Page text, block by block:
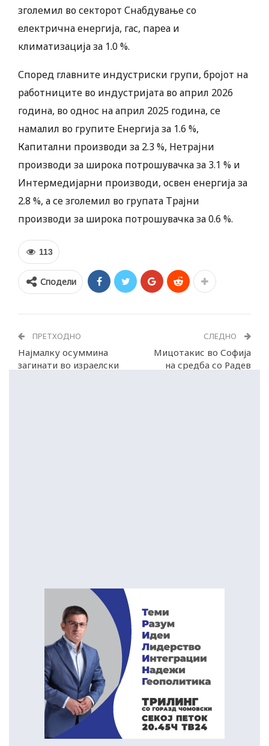
зголемил во секторот Снабдување со
електрична енергија, гас, пареа и
климатизација за 1.0 %.
Според главните индустриски групи, бројот на
работниците во индустријата во април 2026
година, во однос на април 2025 година, се
намалил во групите Енергија за 1.6 %,
Капитални производи за 2.3 %, Нетрајни
производи за широка потрошувачка за 3.1 % и
Интермедијарни производи, освен енергија за
2.8 %, а се зголемил во групата Трајни
производи за широка потрошувачка за 0.6 %.
113
Сподели
ПРЕТХОДНО
Најмалку осуммина
загинати во израелски
СЛЕДНО
Мицотакис во Софија
на средба со Радев